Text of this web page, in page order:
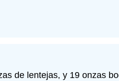
de lentejas, y 19 onzas